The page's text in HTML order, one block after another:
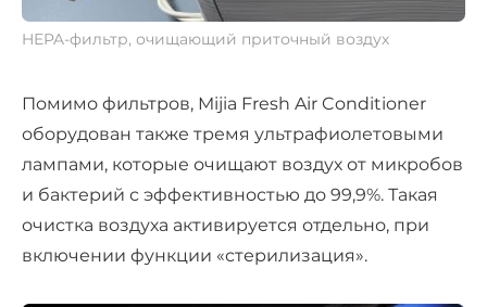
HEPA-фильтр, очищающий приточный воздух
Помимо фильтров, Mijia Fresh Air Conditioner
оборудован также тремя ультрафиолетовыми
лампами, которые очищают воздух от микробов
и бактерий с эффективностью до 99,9%. Такая
очистка воздуха активируется отдельно, при
включении функции «стерилизация».